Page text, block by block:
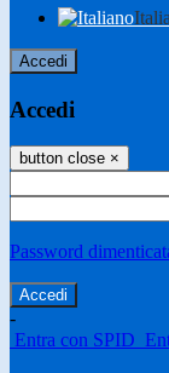
Accedi
Accedi
button close ×
Password
-
Entra con SPID